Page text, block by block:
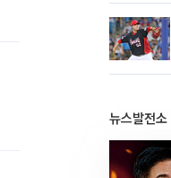
뉴스발전소